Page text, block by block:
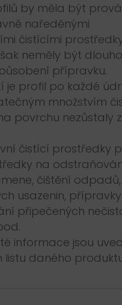
by měla být
naředěnými
čistícími
neměly být
přípravku.
je profil po každé
množstvím
povrchu nezůstaly
čistící prostředky
na
čištění
usazenin,
připečených
informace jsou
listu daného